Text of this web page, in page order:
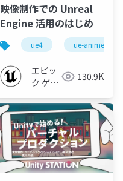
映像制作での Unreal
Engine 活用のはじめ
ue4 ue-anime
エピッ
ク ゲー
ャパン
130.9K